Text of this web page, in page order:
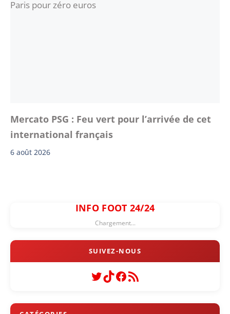
Mercato PSG : Feu vert pour l’arrivée de cet
international français
6 août 2026
INFO FOOT 24/24
Chargement...
Twitter
TikTok
Facebook
Flux RSS